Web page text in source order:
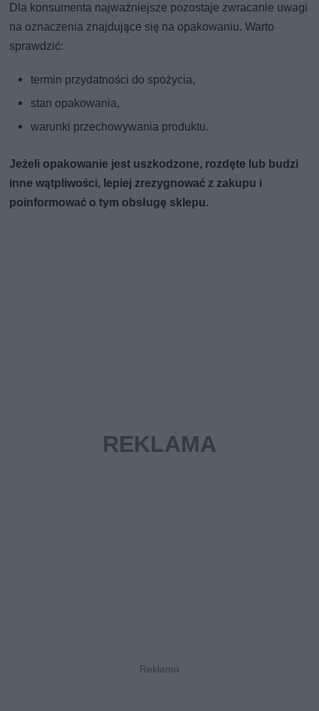
Dla konsumenta najważniejsze pozostaje zwracanie uwagi
na oznaczenia znajdujące się na opakowaniu. Warto
sprawdzić:
termin przydatności do spożycia,
stan opakowania,
warunki przechowywania produktu.
Jeżeli opakowanie jest uszkodzone, rozdęte lub budzi
inne wątpliwości, lepiej zrezygnować z zakupu i
poinformować o tym obsługę sklepu.